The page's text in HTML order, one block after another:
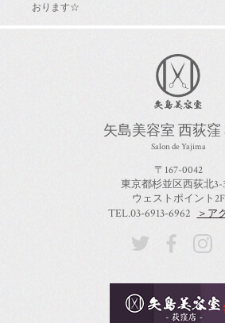
おります☆
矢島美容室 西荻窪
Salon de Yajima
〒167-0042
東京都杉並区西荻北3-
ウェストポイント2F
TEL.03-6913-6962 ＞ア